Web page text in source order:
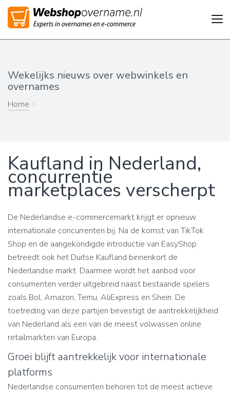
Wekelijks nieuws over webwinkels en
overnames
Home >
Kaufland in Nederland,
concurrentie
marketplaces verscherpt
De Nederlandse e-commercemarkt krijgt er opnieuw
internationale concurrenten bij. Na de komst van TikTok
Shop en de aangekondigde introductie van EasyShop
betreedt ook het Duitse Kaufland binnenkort de
Nederlandse markt. Daarmee wordt het aanbod voor
consumenten verder uitgebreid naast bestaande spelers
zoals Bol, Amazon, Temu, AliExpress en Shein. De
toetreding van deze partijen bevestigt de aantrekkelijkheid
van Nederland als een van de meest volwassen online
retailmarkten van Europa.
Groei blijft aantrekkelijk voor internationale
platforms
Nederlandse consumenten behoren tot de meest actieve